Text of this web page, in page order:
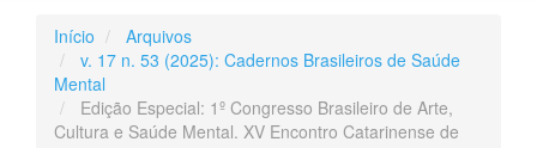
Início
Arquivos
v. 17 n. 53 (2025): Cadernos Brasileiros de Saúde
Mental
Edição Especial: 1º Congresso Brasileiro de Arte,
Cultura e Saúde Mental. XV Encontro Catarinense de